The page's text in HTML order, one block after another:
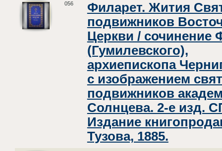
056
Филарет. Жития
подвижников
Церкви / сочинение
(Гумилевского),
архиепископа
с изображением
подвижников
Солнцева. 2-е изд.
Издание
Тузова, 1885.